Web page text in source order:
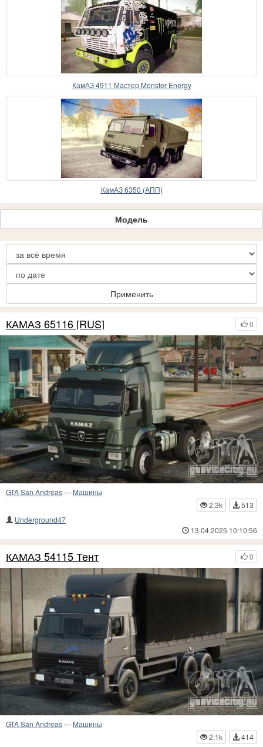
КамАЗ 4911 Мастер Monster Energy
КамАЗ 6350 (АПП)
Модель
Применить
0
КАМАЗ 65116 [RUS]
GTA San Andreas— Машины
2.3k
513
Underground47
13.04.2025 10:10:56
0
КАМАЗ 54115 Тент
GTA San Andreas— Машины
2.1k
414